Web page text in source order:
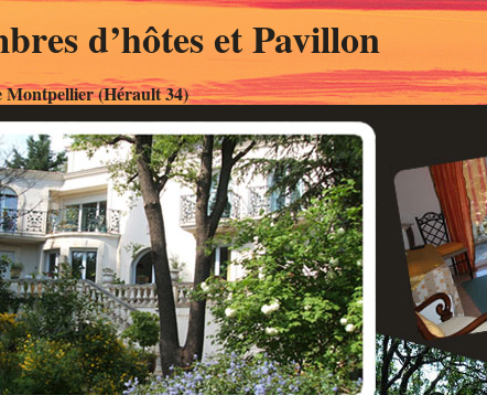
d’hôtes et Pavillon
Montpellier (Hérault 34)